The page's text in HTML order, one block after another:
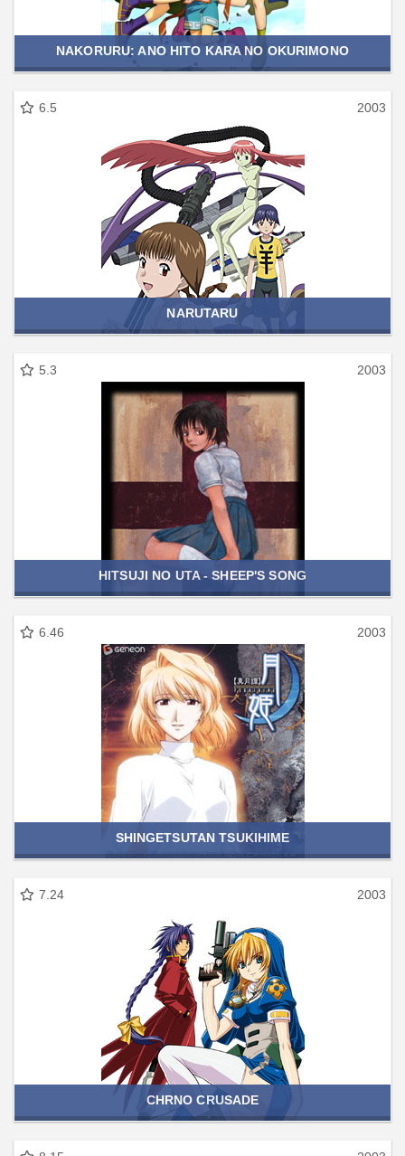
NAKORURU: ANO HITO KARA NO OKURIMONO
6.5 2003
NARUTARU
5.3 2003
HITSUJI NO UTA - SHEEP'S SONG
6.46 2003
SHINGETSUTAN TSUKIHIME
7.24 2003
CHRNO CRUSADE